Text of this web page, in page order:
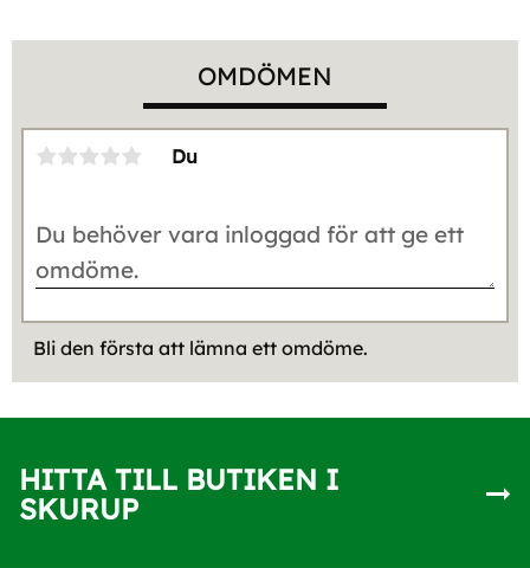
OMDÖMEN
Du
Bli den första att lämna ett omdöme.
HITTA TILL BUTIKEN I
SKURUP